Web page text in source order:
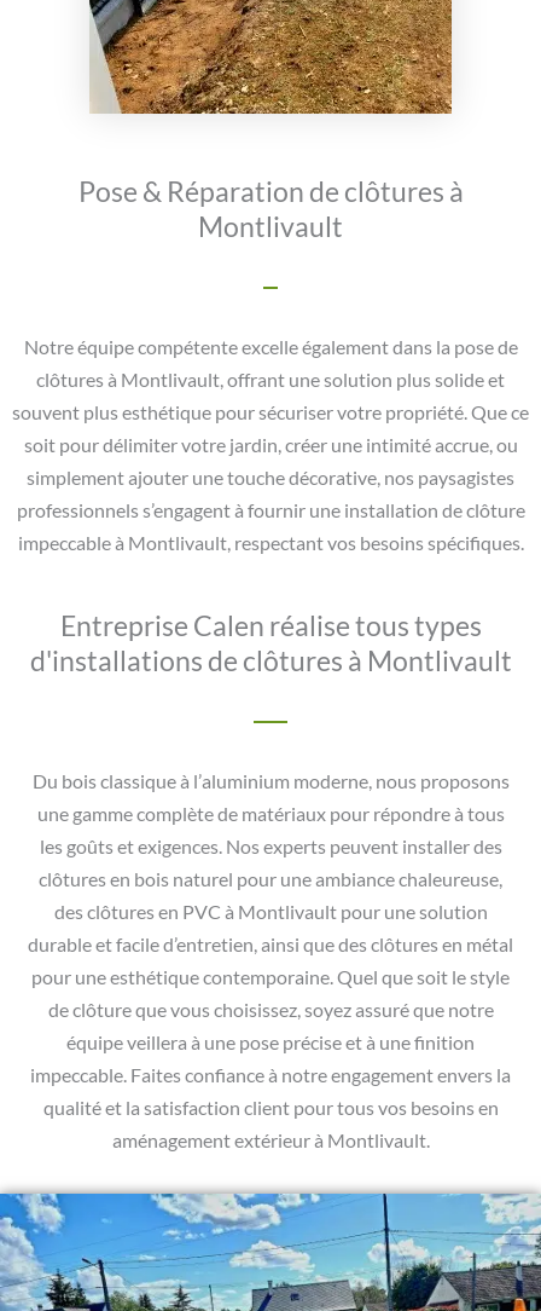
Pose & Réparation de clôtures à
Montlivault
Notre équipe compétente excelle également dans la pose de
clôtures à Montlivault, offrant une solution plus solide et
souvent plus esthétique pour sécuriser votre propriété. Que ce
soit pour délimiter votre jardin, créer une intimité accrue, ou
simplement ajouter une touche décorative, nos paysagistes
professionnels s’engagent à fournir une installation de clôture
impeccable à Montlivault, respectant vos besoins spécifiques.
Entreprise Calen réalise tous types
d'installations de clôtures à Montlivault
Du bois classique à l’aluminium moderne, nous proposons
une gamme complète de matériaux pour répondre à tous
les goûts et exigences. Nos experts peuvent installer des
clôtures en bois naturel pour une ambiance chaleureuse,
des clôtures en PVC à Montlivault pour une solution
durable et facile d’entretien, ainsi que des clôtures en métal
pour une esthétique contemporaine. Quel que soit le style
de clôture que vous choisissez, soyez assuré que notre
équipe veillera à une pose précise et à une finition
impeccable. Faites confiance à notre engagement envers la
qualité et la satisfaction client pour tous vos besoins en
aménagement extérieur à Montlivault.